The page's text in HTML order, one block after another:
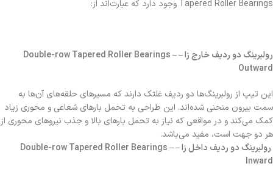
Tapered Roller Bearings وجود دارد که عبارت‌اند از:
رولبرینگ دو ردیف خارج زا – Double-row Tapered Roller Bearings –
Outward
این تیپ از رولبرینگ‌ها دو ردیف غلتک دارند که مسیرهای حلقه‌های آن‌ها به
سمت بیرون منحنی شده‌اند. این طراحی به تحمل بارهای شعاعی و محوری زیاد
کمک می‌کند و در مواقعی که نیاز به تحمل بارهای بالا و جذب نیروهای محوری از
هر دو جهت است، مفید می‌باشد.
رولبرینگ دو ردیف داخل زا – Double-row Tapered Roller Bearings –
Inward